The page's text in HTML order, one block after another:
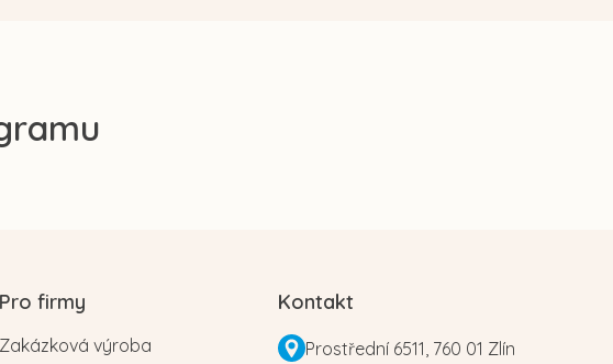
Pro firmy
Zakázková výroba
Kontakt
Prostřední 6511, 760 01 Zlín